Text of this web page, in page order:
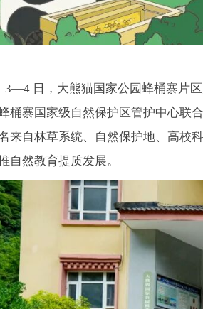
3—4 日，大熊猫国家公园蜂桶寨片
桶寨国家级自然保护区管护中心联
来自林草系统、自然保护地、高校
自然教育提质发展。